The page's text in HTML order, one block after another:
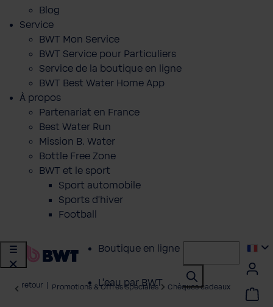
Blog
Service
BWT Mon Service
BWT Service pour Particuliers
Service de la boutique en ligne
BWT Best Water Home App
À propos
Partenariat en France
Best Water Run
Mission B. Water
Bottle Free Zone
BWT et le sport
Sport automobile
Sports d'hiver
Football
Boutique en ligne
L'eau par BWT
retour Promotions & Offres Spéciales Chèques cadeaux